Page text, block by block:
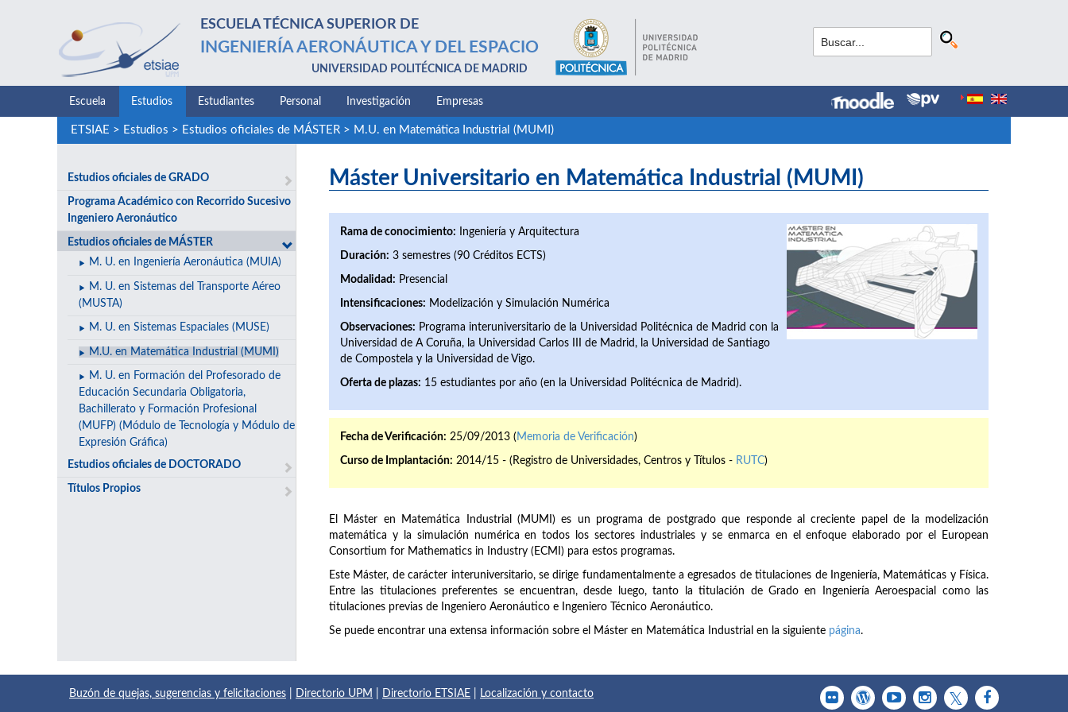
ESCUELA TÉCNICA SUPERIOR DE
INGENIERÍA AERONÁUTICA Y DEL ESPACIO
UNIVERSIDAD POLITÉCNICA DE MADRID
Escuela Estudios Estudiantes Personal Investigación Empresas
ETSIAE > Estudios > Estudios oficiales de MÁSTER> M.U. en Matemática Industrial (MUMI)
Estudios oficiales de GRADO
Programa Académico con Recorrido Sucesivo
Ingeniero Aeronáutico
Estudios oficiales de MÁSTER
M. U. en Ingeniería Aeronáutica (MUIA)
M. U. en Sistemas del Transporte Aéreo
(MUSTA)
M. U. en Sistemas Espaciales (MUSE)
M.U. en Matemática Industrial (MUMI)
M. U. en Formación del Profesorado de
Educación Secundaria Obligatoria,
Bachillerato y Formación Profesional
(MUFP) (Módulo de Tecnología y Módulo de
Expresión Gráfica)
Estudios oficiales de DOCTORADO
Títulos Propios
Máster Universitario en Matemática Industrial (MUMI)
Rama de conocimiento: Ingeniería y Arquitectura
Duración: 3 semestres (90 Créditos ECTS)
Modalidad: Presencial
Intensificaciones: Modelización y Simulación Numérica
Observaciones: Programa interuniversitario de la Universidad Politécnica de Madrid con la
Universidad de A Coruña, la Universidad Carlos III de Madrid, la Universidad de Santiago
de Compostela y la Universidad de Vigo.
Oferta de plazas: 15 estudiantes por año (en la Universidad Politécnica de Madrid).
Fecha de Verificación: 25/09/2013 ( Memoria de Verificación)
Curso de Implantación: 2014/15 - (Registro de Universidades, Centros y Títulos - RUTC)
El Máster en Matemática Industrial (MUMI) es un programa de postgrado que responde al creciente papel de la modelización
matemática y la simulación numérica en todos los sectores industriales y se enmarca en el enfoque elaborado por el European
Consortium for Mathematics in Industry (ECMI) para estos programas.
Este Máster, de carácter interuniversitario, se dirige fundamentalmente a egresados de titulaciones de Ingeniería, Matemáticas y Física.
Entre las titulaciones preferentes se encuentran, desde luego, tanto la titulación de Grado en Ingeniería Aeroespacial como las
titulaciones previas de Ingeniero Aeronáutico e Ingeniero Técnico Aeronáutico.
Se puede encontrar una extensa información sobre el Máster en Matemática Industrial en la siguiente página.
Buzón de quejas, sugerencias y felicitaciones Directorio UPM Directorio ETSIAE Localización y contacto